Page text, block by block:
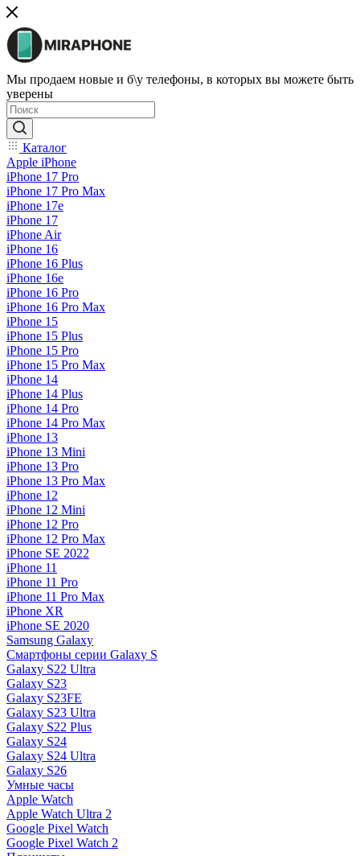
Мы продаем новые и б\у телефоны, в которых вы можете быть
уверены
Каталог
Apple iPhone
iPhone 17 Pro
iPhone 17 Pro Max
iPhone 17e
iPhone 17
iPhone Air
iPhone 16
iPhone 16 Plus
iPhone 16e
iPhone 16 Pro
iPhone 16 Pro Max
iPhone 15
iPhone 15 Plus
iPhone 15 Pro
iPhone 15 Pro Max
iPhone 14
iPhone 14 Plus
iPhone 14 Pro
iPhone 14 Pro Max
iPhone 13
iPhone 13 Mini
iPhone 13 Pro
iPhone 13 Pro Max
iPhone 12
iPhone 12 Mini
iPhone 12 Pro
iPhone 12 Pro Max
iPhone SE 2022
iPhone 11
iPhone 11 Pro
iPhone 11 Pro Max
iPhone XR
iPhone SE 2020
Samsung Galaxy
Смартфоны серии Galaxy S
Galaxy S22 Ultra
Galaxy S23
Galaxy S23FE
Galaxy S23 Ultra
Galaxy S22 Plus
Galaxy S24
Galaxy S24 Ultra
Galaxy S26
Умные часы
Apple Watch
Apple Watch Ultra 2
Google Pixel Watch
Google Pixel Watch 2